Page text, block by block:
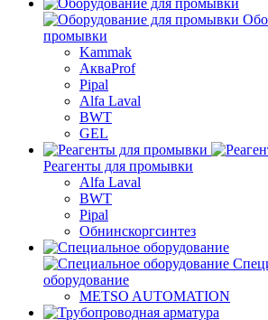
промывки
Kammak
АкваProf
Pipal
Alfa Laval
BWT
GEL
Реагенты для промывки
Alfa Laval
BWT
Pipal
Обнинскоргсинтез
оборудование
METSO AUTOMATION